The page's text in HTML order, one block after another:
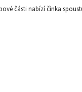
části nabízí činka